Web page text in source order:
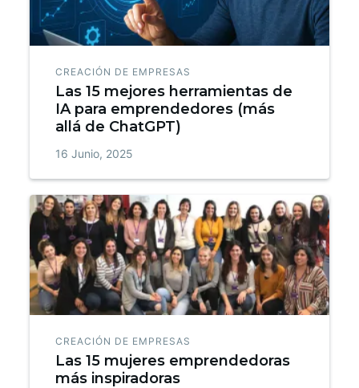
CREACIÓN DE EMPRESAS
Las 15 mejores herramientas de
IA para emprendedores (más
allá de ChatGPT)
16 Junio, 2025
CREACIÓN DE EMPRESAS
Las 15 mujeres emprendedoras
más inspiradoras